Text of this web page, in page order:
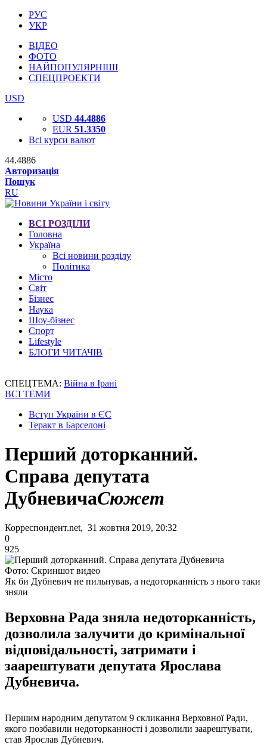
РУС
УКР
ВІДЕО
ФОТО
НАЙПОПУЛЯРНІШІ
СПЕЦПРОЕКТИ
USD
USD 44.4886
EUR 51.3350
Всі курси валют
44.4886
Авторизація
Пошук
RU
ВСІ РОЗДІЛИ
Головна
Україна
Всі новини розділу
Політика
Місто
Світ
Бізнес
Наука
Шоу-бізнес
Спорт
Lifestyle
БЛОГИ ЧИТАЧІВ
СПЕЦТЕМА: Війна в Ірані
ВСІ ТЕМИ
Вступ України в ЄС
Теракт в Барселоні
Перший доторканний.
Справа депутата
ДубневичаСюжет
Корреспондент.net, 31 жовтня 2019, 20:32
0
925
Фото: Скриншот видео
Як би Дубневич не пильнував, а недоторканність з нього таки
зняли
Верховна Рада зняла недоторканність,
дозволила залучити до кримінальної
відповідальності, затримати і
заарештувати депутата Ярослава
Дубневича.
Першим народним депутатом 9 скликання Верховної Ради,
якого позбавили недоторканності і дозволили заарештувати,
став Ярослав Дубневич.